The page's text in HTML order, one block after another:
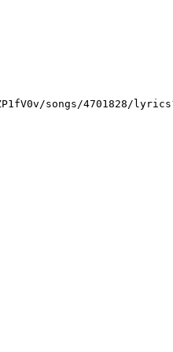
songs/4701828/